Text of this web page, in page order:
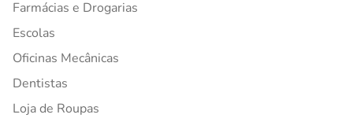
Farmácias e Drogarias
Escolas
Oficinas Mecânicas
Dentistas
Loja de Roupas